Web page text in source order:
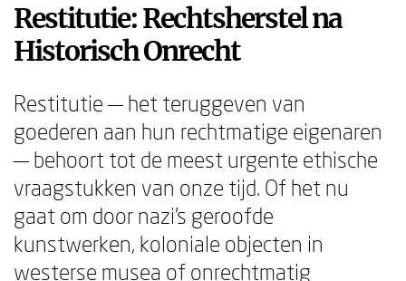
Restitutie: Rechtsherstel na
Historisch Onrecht
Restitutie — het teruggeven van
goederen aan hun rechtmatige eigenaren
— behoort tot de meest urgente ethische
vraagstukken van onze tijd. Of het nu
gaat om door nazi's geroofde
kunstwerken, koloniale objecten in
westerse musea of onrechtmatig